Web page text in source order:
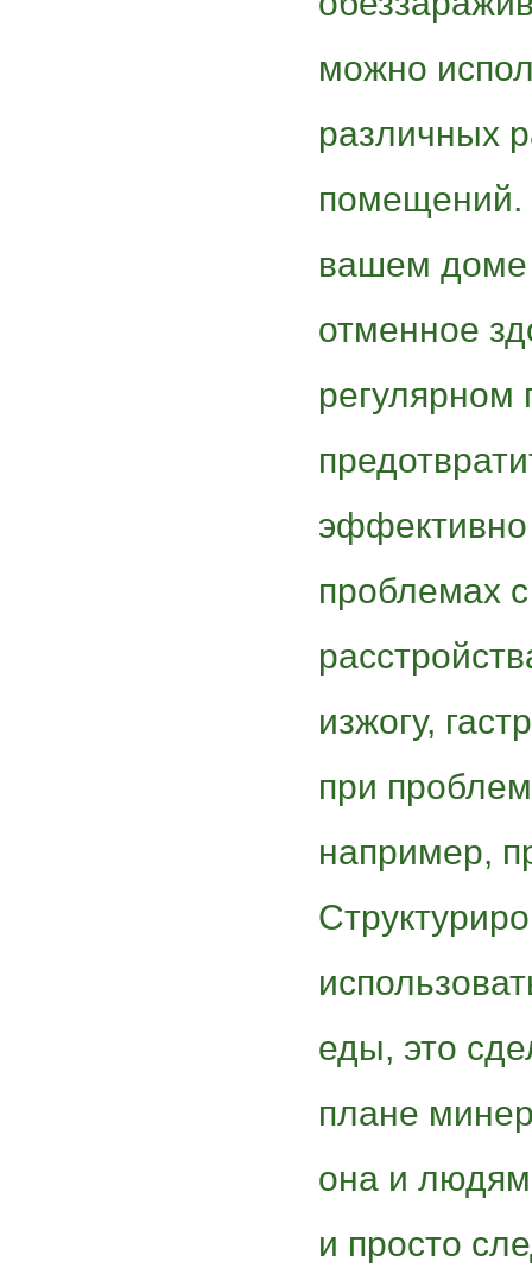
можно
различных
помещений.
вашем доме
отменное
регулярном
эффективно
проблемах
изжогу,
при
например,
еды, это
плане
она и
и просто